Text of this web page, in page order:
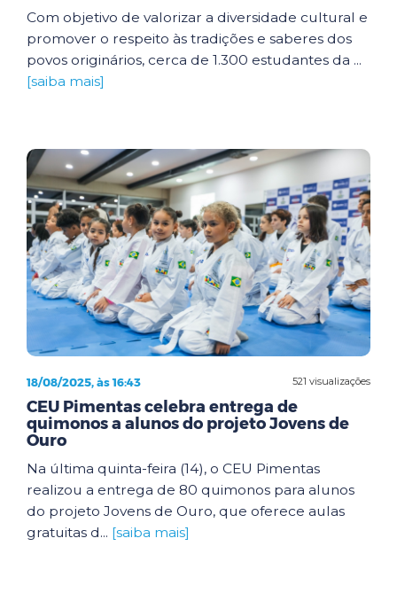
Com objetivo de valorizar a diversidade cultural e
promover o respeito às tradições e saberes dos
povos originários, cerca de 1.300 estudantes da ...
[saiba mais]
521 visualizações
18/08/2025, às 16:43
CEU Pimentas celebra entrega de
quimonos a alunos do projeto Jovens de
Ouro
Na última quinta-feira (14), o CEU Pimentas
realizou a entrega de 80 quimonos para alunos
do projeto Jovens de Ouro, que oferece aulas
gratuitas d... [saiba mais]